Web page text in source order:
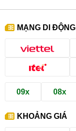
MẠNG DI ĐỘNG
09x 08x
KHOẢNG GIÁ